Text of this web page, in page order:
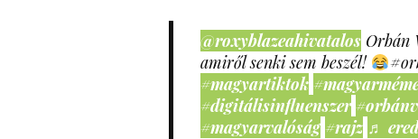
@roxyblazeahivatalos Orbán
amiről senki sem beszél!
#magyartiktok
#digitálisinfluenszer
#magyarvalóság #rajz ♬